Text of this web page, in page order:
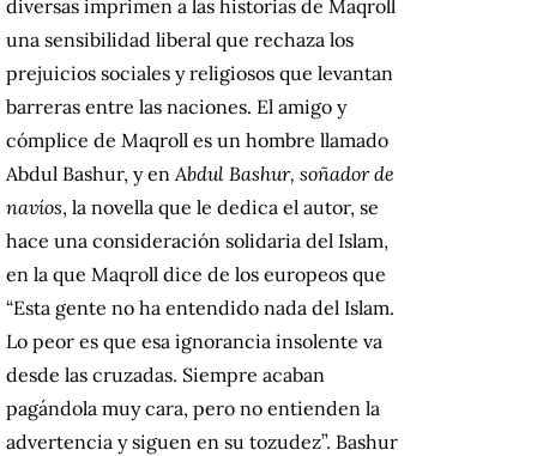
diversas imprimen a las historias de Maqroll
una sensibilidad liberal que rechaza los
prejuicios sociales y religiosos que levantan
barreras entre las naciones. El amigo y
cómplice de Maqroll es un hombre llamado
Abdul Bashur, y enAbdul Bashur, soñador de
navíos, la novella que le dedica el autor, se
hace una consideración solidaria del Islam,
en la que Maqroll dice de los europeos que
“Esta gente no ha entendido nada del Islam.
Lo peor es que esa ignorancia insolente va
desde las cruzadas. Siempre acaban
pagándola muy cara, pero no entienden la
advertencia y siguen en su tozudez”. Bashur